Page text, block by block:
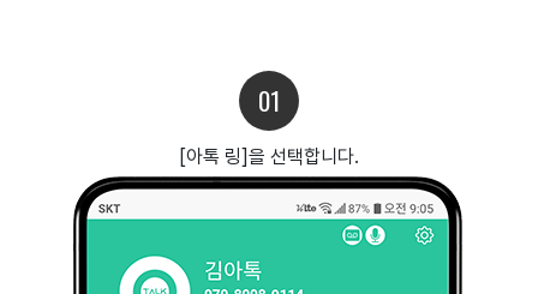
01
[아톡 링]을 선택합니다.